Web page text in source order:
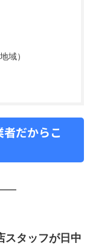
域）
だからこ
――
スタッフが日中